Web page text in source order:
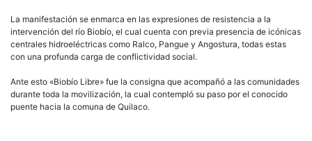
La manifestación se enmarca en las expresiones de resistencia a la
intervención del río Biobío, el cual cuenta con previa presencia de icónicas
centrales hidroeléctricas como Ralco, Pangue y Angostura, todas estas
con una profunda carga de conflictividad social.
Ante esto «Biobío Libre» fue la consigna que acompañó a las comunidades
durante toda la movilización, la cual contempló su paso por el conocido
puente hacia la comuna de Quilaco.